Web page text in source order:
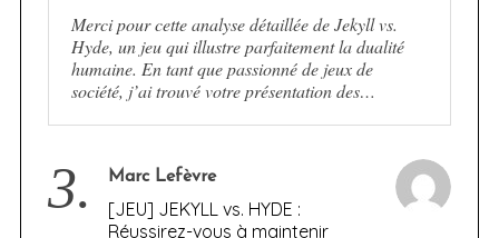
Merci pour cette analyse détaillée de Jekyll vs.
Hyde, un jeu qui illustre parfaitement la dualité
humaine. En tant que passionné de jeux de
société, j’ai trouvé votre présentation des…
3. Marc Lefèvre
[JEU] JEKYLL vs. HYDE :
Réussirez-vous à maintenir